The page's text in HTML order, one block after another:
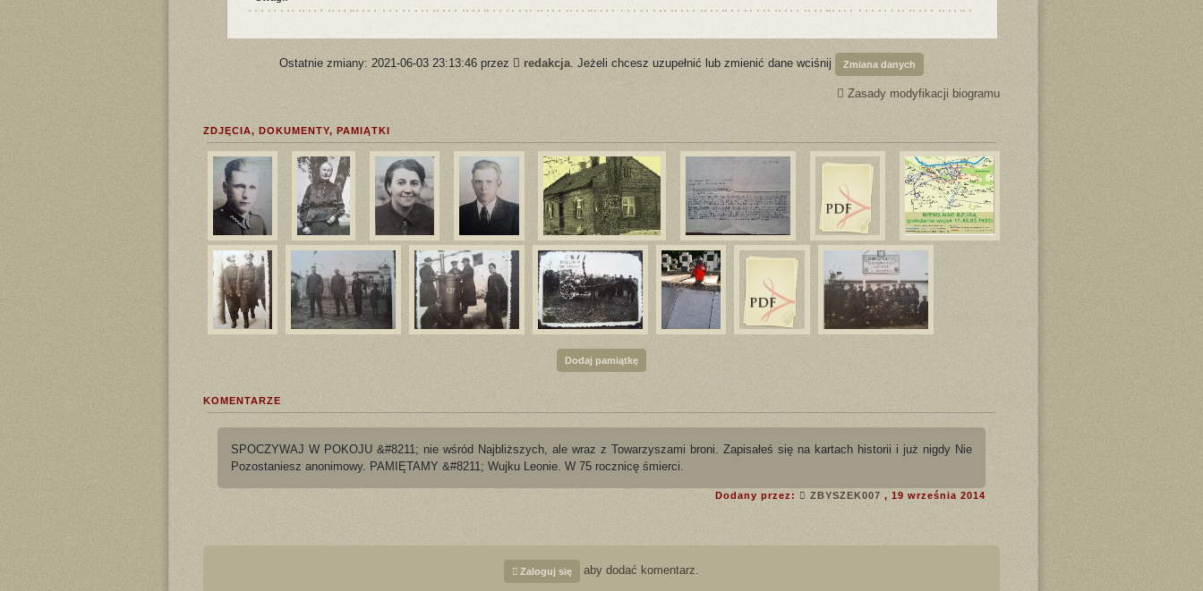
Ostatnie zmiany: 2021-06-03 23:13:46 przez redakcja . Jeżeli chcesz uzupełnić lub zmienić dane wciśnij Zmiana danych
Zasady modyfikacji biogramu
ZDJĘCIA, DOKUMENTY, PAMIĄTKI
Dodaj pamiątkę
KOMENTARZE
SPOCZYWAJ W POKOJU &#8211; nie wśród Najbliższych, ale wraz z Towarzyszami broni. Zapisałeś się na kartach historii i już nigdy Nie
Pozostaniesz anonimowy. PAMIĘTAMY &#8211; Wujku Leonie. W 75 rocznicę śmierci.
Dodany przez: ZBYSZEK007 , 19 września 2014
Zaloguj się aby dodać komentarz.